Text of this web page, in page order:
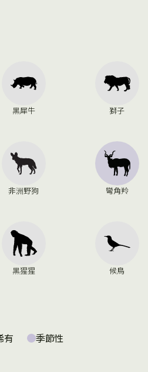
黑犀牛 獅子
非洲野狗 彎角羚
黑猩猩 候鳥
有 季節性